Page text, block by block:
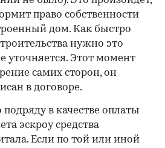
право собственности
дом. Как быстро
нужно это
уточняется. Этот момент
самих сторон, он
в договоре.
в качестве оплаты
эскроу средства
Если по той или иной